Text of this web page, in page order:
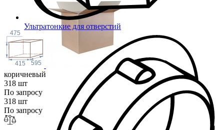
Ультратонкие для отверстий
475
415 595
коричневый
318 шт
По запросу
318 шт
По запросу